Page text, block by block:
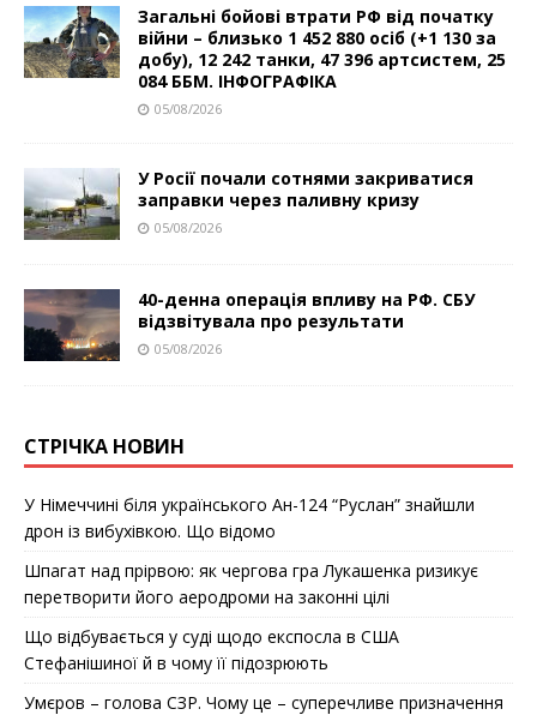
Загальні бойові втрати РФ від початку
війни – близько 1 452 880 осіб (+1 130 за
добу), 12 242 танки, 47 396 артсистем, 25
084 ББМ. ІНФОГРАФІКА
05/08/2026
У Росії почали сотнями закриватися
заправки через паливну кризу
05/08/2026
40-денна операція впливу на РФ. СБУ
відзвітувала про результати
05/08/2026
СТРІЧКА НОВИН
У Німеччині біля українського Ан-124 “Руслан” знайшли
дрон із вибухівкою. Що відомо
Шпагат над прірвою: як чергова гра Лукашенка ризикує
перетворити його аеродроми на законні цілі
Що відбувається у суді щодо експосла в США
Стефанішиної й в чому її підозрюють
Умєров – голова СЗР. Чому це – суперечливе призначення